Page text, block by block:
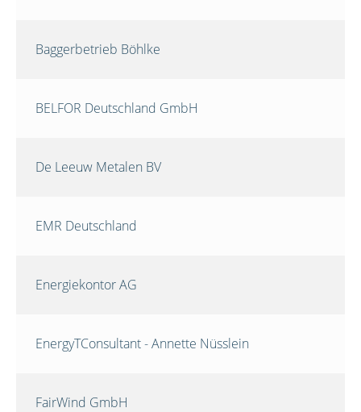
Baggerbetrieb Böhlke
BELFOR Deutschland GmbH
De Leeuw Metalen BV
EMR Deutschland
Energiekontor AG
EnergyTConsultant - Annette Nüsslein
FairWind GmbH